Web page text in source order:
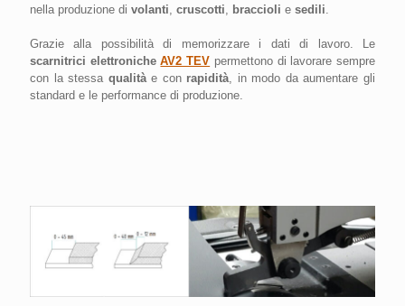
nella produzione di volanti, cruscotti, braccioli e sedili.
Grazie alla possibilità di memorizzare i dati di lavoro. Le
scarnitrici elettroniche AV2 TEV permettono di lavorare sempre
con la stessa qualitàe con rapidità, in modo da aumentare gli
standard e le performance di produzione.